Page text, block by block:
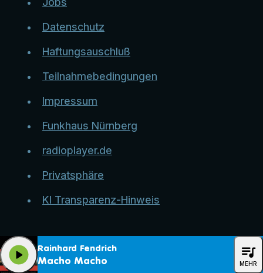
Datenschutz
Haftungsauschluß
Teilnahmebedingungen
Impressum
Funkhaus Nürnberg
radioplayer.de
Privatsphäre
KI Transparenz-Hinweis
Rainhard Fendrich
Macho Macho
play_arrow queue_music